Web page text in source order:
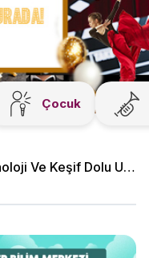
Çocuk
Bilim, Teknoloji Ve Keşif Dolu Unutulmaz Bir Yaz Deneyimi